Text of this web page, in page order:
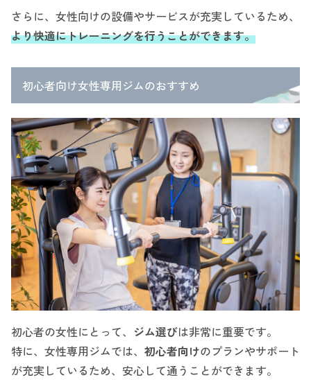
さらに、女性向けの設備やサービスが充実しているため、
より快適にトレーニングを行うことができます。
初心者向け女性専用ジムのおすすめ
初心者の女性にとって、 ジム選びは非常に重要です。
特に、女性専用ジムでは、 初心者向けのプランやサポート
が充実しているため、安心して通うことができます。